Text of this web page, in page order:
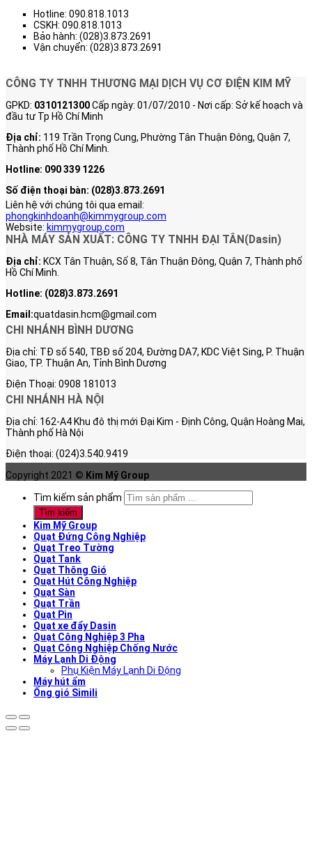
Hotline: 090.818.1013
CSKH: 090.818.1013
Bảo hành: (028)3.873.2691
Vận chuyển: (028)3.873.2691
CÔNG TY TNHH THƯƠNG MẠI DỊCH VỤ CƠ ĐIỆN KIM MỸ
GPKD: 0310121300Cấp ngày: 01/07/2010 - Nơi cấp: Sở kế hoạch và
đầu tư Tp Hồ Chí Minh
Địa chỉ: 119 Trần Trọng Cung, Phường Tân Thuận Đông, Quận 7,
Thành phố Hồ Chí Minh.
Hotline: 090 339 1226
Số điện thoại bàn: (028)3.873.2691
Liên hệ với chúng tôi qua email:
phongkinhdoanh@kimmygroup.com
Website: kimmygroup.com
NHÀ MÁY SẢN XUẤT: CÔNG TY TNHH ĐẠI TÂN(Dasin)
Địa chỉ: KCX Tân Thuận, Số 8, Tân Thuận Đông, Quận 7, Thành phố
Hồ Chí Minh.
Hotline: (028)3.873.2691
Email:quatdasin.hcm@gmail.com
CHI NHÁNH BÌNH DƯƠNG
Địa chỉ: TĐ số 540, TBĐ số 204, Đường DA7, KDC Việt Sing, P. Thuận
Giao, TP. Thuận An, Tỉnh Bình Dương
Điện Thoại: 0908 181013
CHI NHÁNH HÀ NỘI
Địa chỉ: 162-A4 Khu đô thị mới Đại Kim - Định Công, Quận Hoàng Mai,
Thành phố Hà Nội
Điện thoại: (024)3.540.9419
Copyright 2021 © Kim Mỹ Group
Tìm kiếm sản phẩm
Tìm kiếm
Kim Mỹ Group
Quạt Đứng Công Nghiệp
Quạt Treo Tường
Quạt Tank
Quạt Thông Gió
Quạt Hút Công Nghiệp
Quạt Sàn
Quạt Trần
Quạt Pin
Quạt xe đẩy Dasin
Quạt Công Nghiệp 3 Pha
Quạt Công Nghiệp Chống Nước
Máy Lạnh Di Động
Phụ Kiện Máy Lạnh Di Động
Máy hút ẩm
Ống gió Simili